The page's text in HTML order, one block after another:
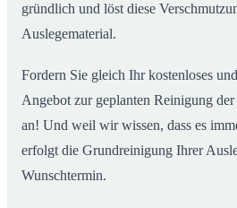
gründlich und löst diese
Auslegematerial.
Fordern Sie gleich Ihr kostenloses
Angebot zur geplanten Reinigung
an! Und weil wir wissen, dass es
erfolgt die Grundreinigung Ihrer
Wunschtermin.